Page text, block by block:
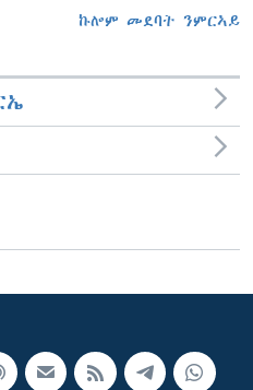
ኩሎም መደባት ንምርኣይ